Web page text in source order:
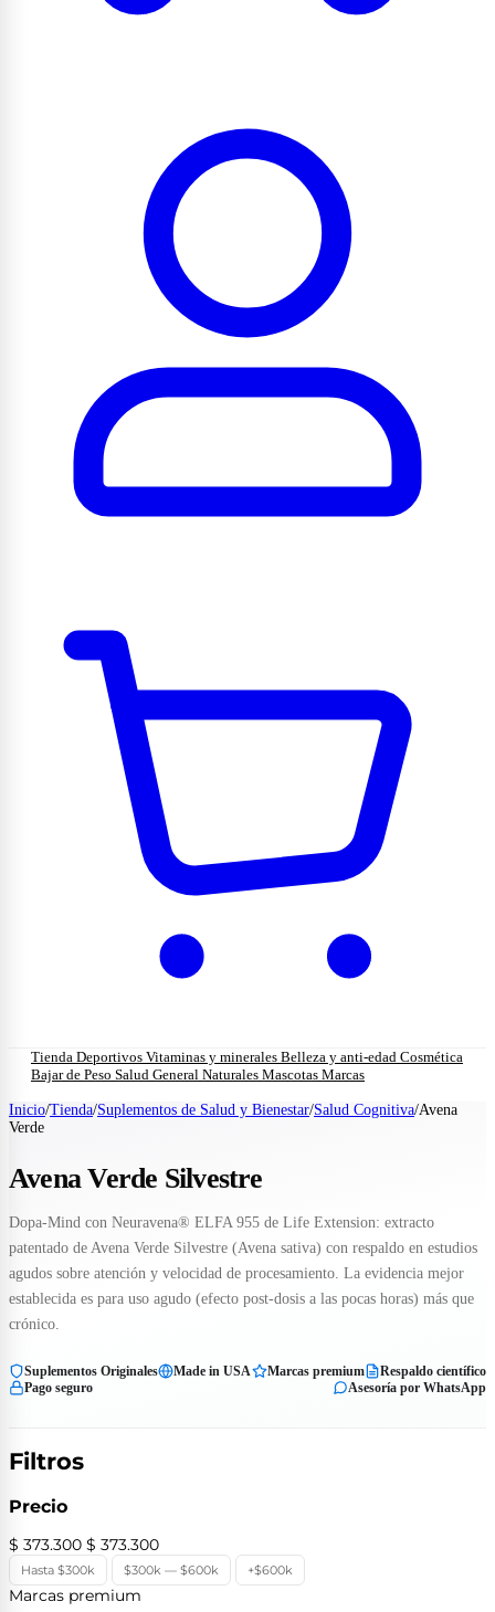
Tienda Deportivos Vitaminas y minerales Belleza y anti-edad Cosmética
Bajar de Peso Salud General Naturales Mascotas Marcas
Inicio/Tienda/Suplementos de Salud y Bienestar/Salud Cognitiva/Avena
Verde
Avena Verde Silvestre
Dopa-Mind con Neuravena® ELFA 955 de Life Extension: extracto
patentado de Avena Verde Silvestre (Avena sativa) con respaldo en estudios
agudos sobre atención y velocidad de procesamiento. La evidencia mejor
establecida es para uso agudo (efecto post-dosis a las pocas horas) más que
crónico.
Suplementos Originales Made in USA Marcas premium
Respaldo científico
Pago seguro
Asesoría por WhatsApp
Filtros
Precio
$ 373.300 $ 373.300
Hasta $300k $300k — $600k +$600k
Marcas premium